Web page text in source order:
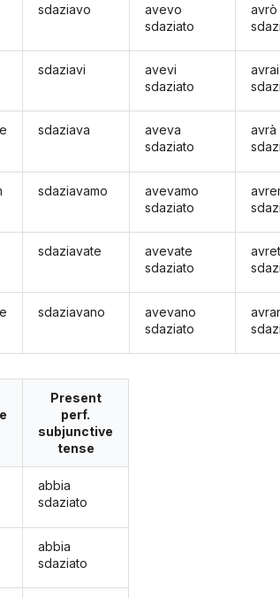
sdaziavo
sdaziavi
sdaziava
sdaziavamo
sdaziavate
sdaziavano
avevo
sdaziato
avevi
sdaziato
aveva
sdaziato
avevamo
sdaziato
avevate
sdaziato
avevano
sdaziato
avrò
avrai
avrà
Present
perf.
subjunctive
tense
abbia
sdaziato
abbia
sdaziato